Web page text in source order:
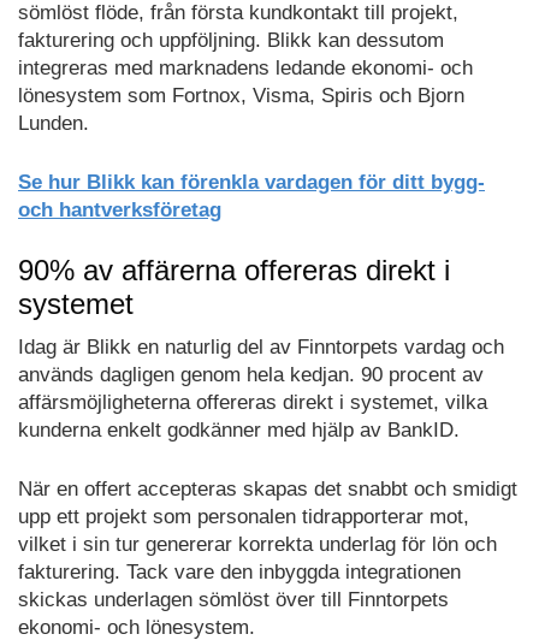
sömlöst flöde, från första kundkontakt till projekt,
fakturering och uppföljning. Blikk kan dessutom
integreras med marknadens ledande ekonomi- och
lönesystem som Fortnox, Visma, Spiris och Bjorn
Lunden.
Se hur Blikk kan förenkla vardagen för ditt bygg-
och hantverksföretag
90% av affärerna offereras direkt i
systemet
Idag är Blikk en naturlig del av Finntorpets vardag och
används dagligen genom hela kedjan. 90 procent av
affärsmöjligheterna offereras direkt i systemet, vilka
kunderna enkelt godkänner med hjälp av BankID.
När en offert accepteras skapas det snabbt och smidigt
upp ett projekt som personalen tidrapporterar mot,
vilket i sin tur genererar korrekta underlag för lön och
fakturering. Tack vare den inbyggda integrationen
skickas underlagen sömlöst över till Finntorpets
ekonomi- och lönesystem.